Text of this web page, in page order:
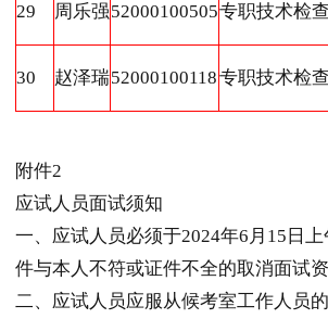
29 周乐强52000100505专职技术检
30 赵泽瑞52000100118专职技术检
附件2
应试人员面试须知
一、应试人员必须于2024年6月15日
件与本人不符或证件不全的取消面试
二、应试人员应服从候考室工作人员